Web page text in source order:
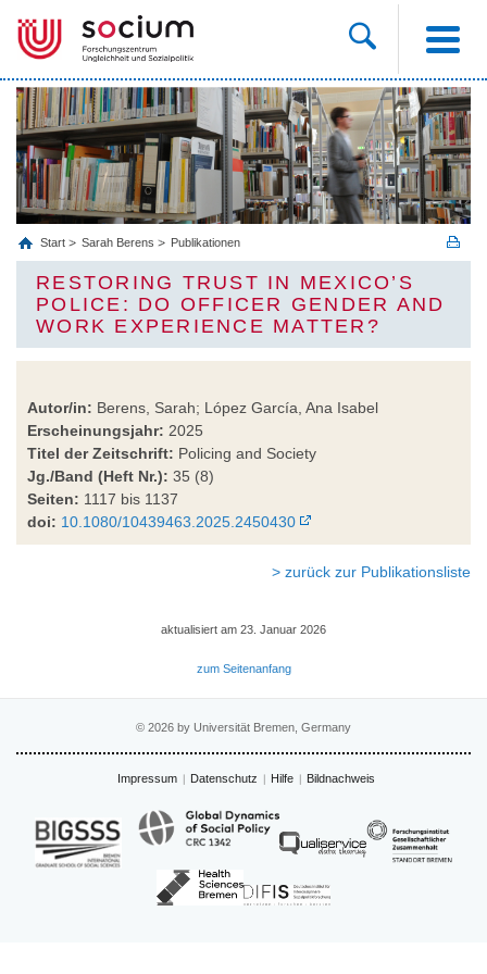
Start Sarah Berens Publikationen
RESTORING TRUST IN MEXICO’S
POLICE: DO OFFICER GENDER AND WO
RK EXPERIENCE MATTER?
Autor/in: Berens, Sarah; López García, Ana Isabel
Erscheinungsjahr: 2025
Titel der Zeitschrift: Policing and Society
Jg./Band (Heft Nr.): 35 (8)
Seiten: 1117 bis 1137
doi: 10.1080/10439463.2025.2450430
> zurück zur Publikationsliste
aktualisiert am 23. Januar 2026
zum Seitenanfang
© 2026 by Universität Bremen, Germany
Impressum Datenschutz Hilfe Bildnachweis